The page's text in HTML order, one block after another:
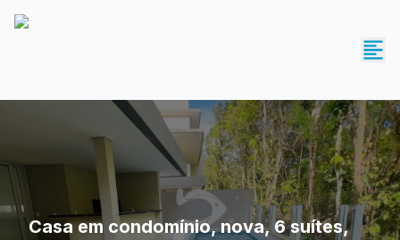
Casa em condomínio, nova, 6 suítes,